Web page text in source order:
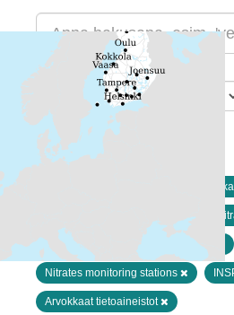
Lajittelu
Löytyi 1 datasettiä
Paikkatiedot ja
Avainsanat:
Paikkatietoaineisto National
Nitrates monitoring stations
Arvokkaat tietoaineistot